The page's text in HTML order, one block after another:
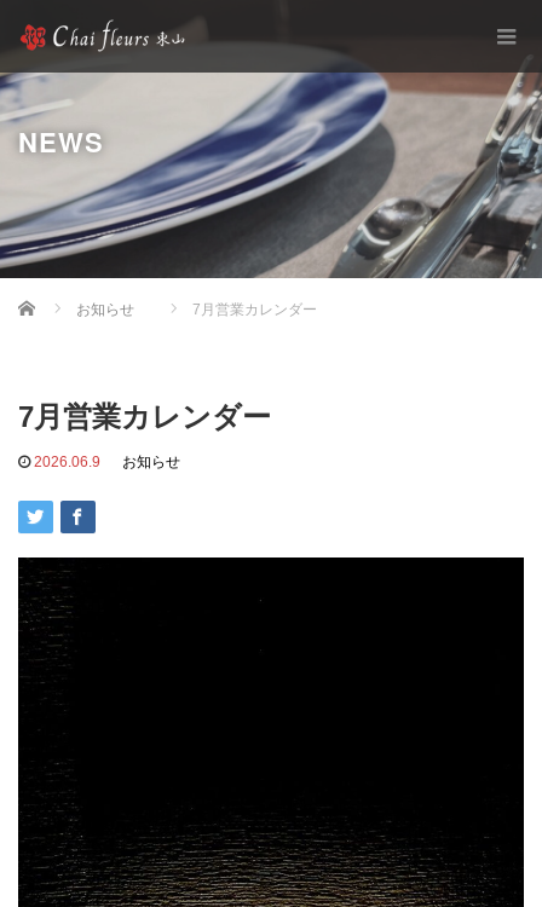
NEWS
Home お知らせ 7月営業カレンダー
7月営業カレンダー
2026.06.9 お知らせ